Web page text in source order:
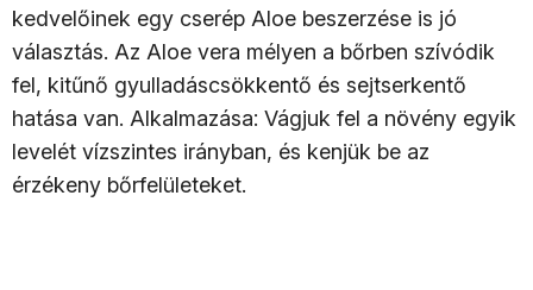
kedvelőinek egy cserép Aloe beszerzése is jó
választás. Az Aloe vera mélyen a bőrben szívódik
fel, kitűnő gyulladáscsökkentő és sejtserkentő
hatása van. Alkalmazása: Vágjuk fel a növény egyik
levelét vízszintes irányban, és kenjük be az
érzékeny bőrfelületeket.